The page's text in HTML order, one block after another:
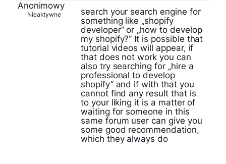
Anonimowy
Nieaktywne
search your search engine for
something like „shopify
developer” or „how to develop
my shopify?” It is possible that
tutorial videos will appear, if
that does not work you can
also try searching for „hire a
professional to develop
shopify” and if with that you
cannot find any result that is
to your liking it is a matter of
waiting for someone in this
same forum user can give you
some good recommendation,
which they always do